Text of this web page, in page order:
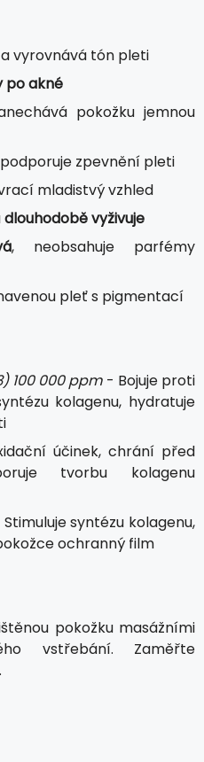
a vyrovnává tón pleti
po akné
pokožku jemnou
zpevnění pleti
mladistvý vzhled
dlouhodobě vyživuje
, neobsahuje parfémy
pleť s pigmentací
100 000 ppm- Bojuje proti
kolagenu, hydratuje
účinek, chrání před
tvorbu kolagenu
syntézu kolagenu,
ochranný film
pokožku masážními
vstřebání. Zaměřte